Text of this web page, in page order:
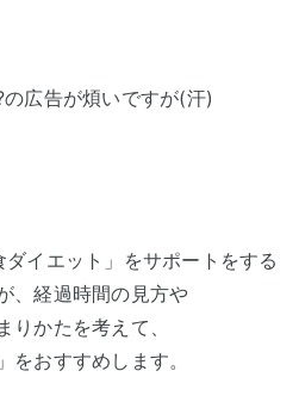
広告が煩いですが(汗)
イエット」をサポートをする
、経過時間の見方や
かたを考えて、
おすすめします。